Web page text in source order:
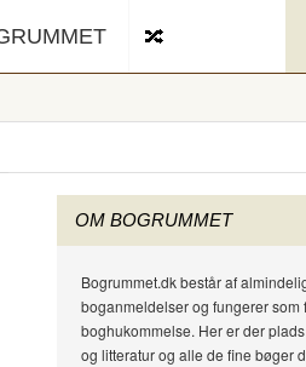
OM BOGRUMMET
Bogrummet.dk består af
boganmeldelser og fungerer
boghukommelse. Her er der
og litteratur og alle de fine bøger